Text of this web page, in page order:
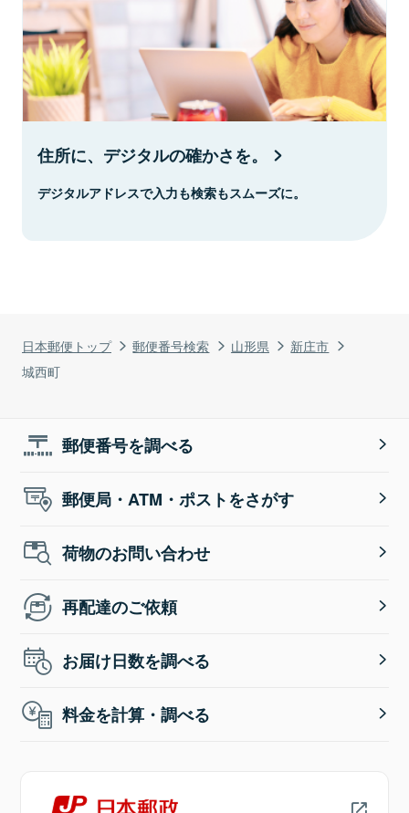
日本郵便トップ 郵便番号検索 山形県
新庄市
城西町
住所に、デジタルの確かさを。
デジタルアドレスで入力も検索もスムーズに。
郵便番号を調べる
郵便局・ATM・ポストをさがす
荷物のお問い合わせ
再配達のご依頼
お届け日数を調べる
料金を計算・調べる